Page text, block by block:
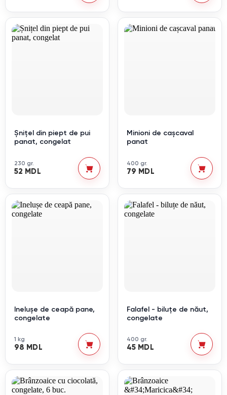
Șnițel din piept de pui
panat, congelat
230 gr.
52 MDL
Minioni de cașcaval
panat
400 gr.
79 MDL
Inelușe de ceapă pane,
congelate
1 kg
98 MDL
Falafel - biluțe de năut,
congelate
400 gr.
45 MDL